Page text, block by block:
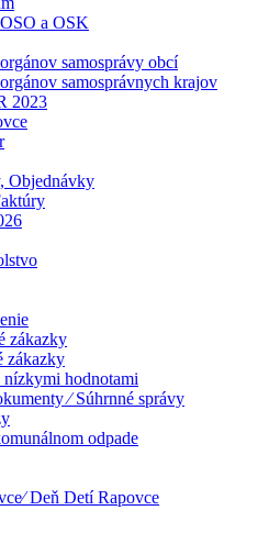
a OSK
samosprávy obcí
samosprávnych krajov
2023
Objednávky
zákazky
zákazky
nízkymi hodnotami
⁄ Súhrnné správy
odpade
Deň Detí Rapovce